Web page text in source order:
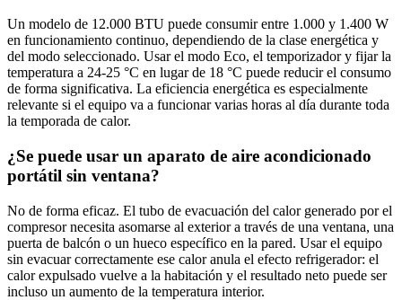
Un modelo de 12.000 BTU puede consumir entre 1.000 y 1.400 W
en funcionamiento continuo, dependiendo de la clase energética y
del modo seleccionado. Usar el modo Eco, el temporizador y fijar la
temperatura a 24-25 °C en lugar de 18 °C puede reducir el consumo
de forma significativa. La eficiencia energética es especialmente
relevante si el equipo va a funcionar varias horas al día durante toda
la temporada de calor.
¿Se puede usar un aparato de aire acondicionado
portátil sin ventana?
No de forma eficaz. El tubo de evacuación del calor generado por el
compresor necesita asomarse al exterior a través de una ventana, una
puerta de balcón o un hueco específico en la pared. Usar el equipo
sin evacuar correctamente ese calor anula el efecto refrigerador: el
calor expulsado vuelve a la habitación y el resultado neto puede ser
incluso un aumento de la temperatura interior.